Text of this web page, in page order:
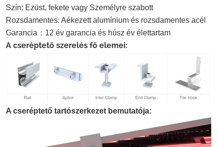
Szín: Ezüst, fekete vagy Személyre szabott
Rozsdamentes: Aékezett alumínium és rozsdamentes acél
Garancia ： 12 év garancia és húsz év élettartam
A cseréptető szerelés fő elemei:
A cseréptető tartószerkezet bemutatója: